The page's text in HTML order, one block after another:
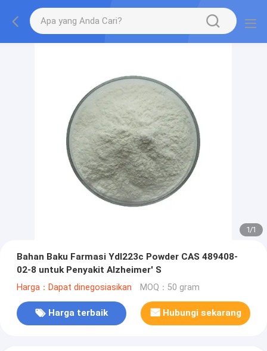
1/1
Bahan Baku Farmasi Ydl223c Powder CAS 489408-
02-8 untuk Penyakit Alzheimer′ S
Harga：Dapat dinegosiasikan MOQ：50 gram
Harga terbaik Hubungi sekarang